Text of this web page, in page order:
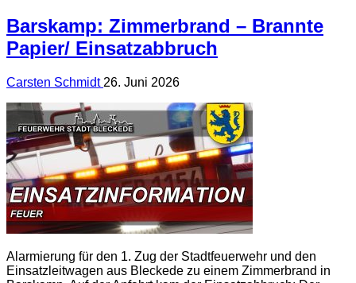
Barskamp: Zimmerbrand – Brannte
Papier/ Einsatzabbruch
Carsten Schmidt 26. Juni 2026
Alarmierung für den 1. Zug der Stadtfeuerwehr und den
Einsatzleitwagen aus Bleckede zu einem Zimmerbrand in